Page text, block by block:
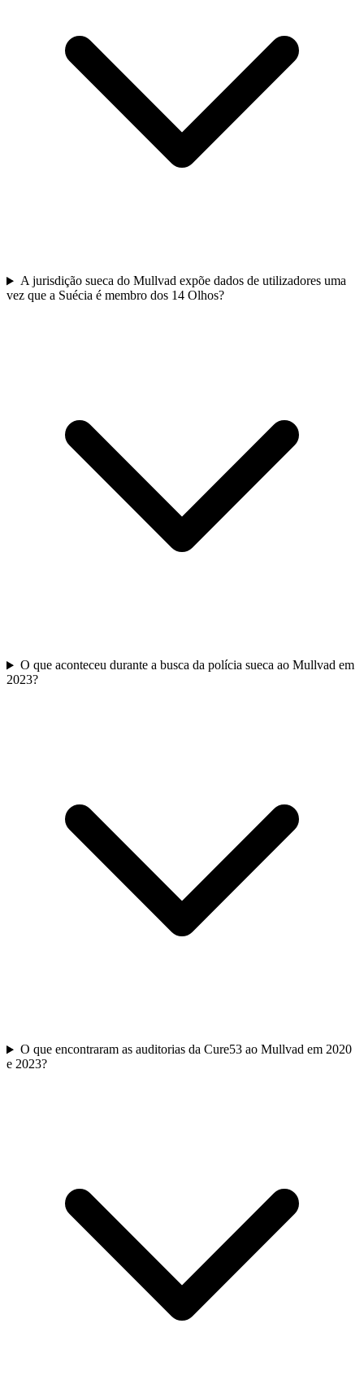
A jurisdição sueca do Mullvad expõe dados de utilizadores uma
vez que a Suécia é membro dos 14 Olhos?
O que aconteceu durante a busca da polícia sueca ao Mullvad em
2023?
O que encontraram as auditorias da Cure53 ao Mullvad em 2020
e 2023?